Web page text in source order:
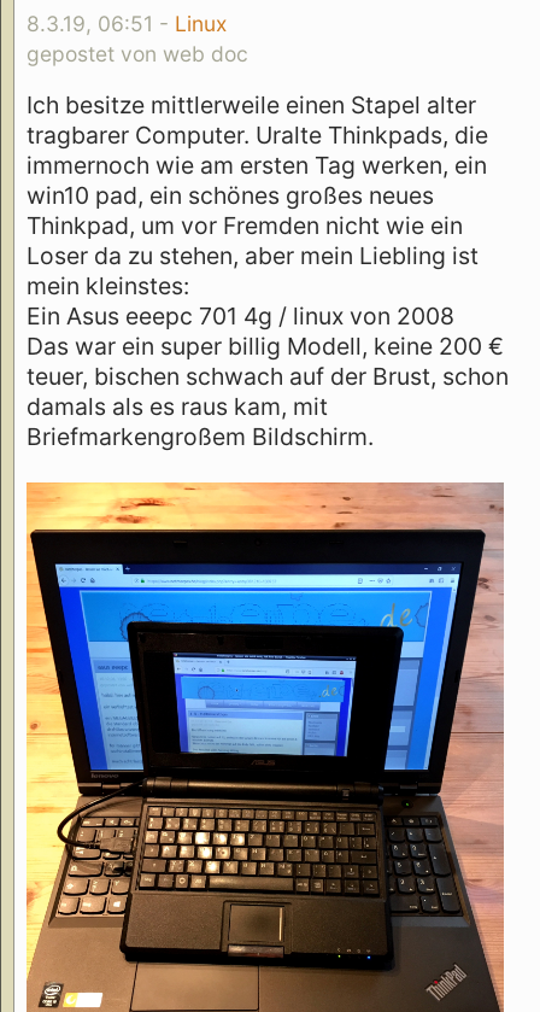
8.3.19, 06:51 - Linux
gepostet von web doc
Ich besitze mittlerweile einen Stapel alter
tragbarer Computer. Uralte Thinkpads, die
immernoch wie am ersten Tag werken, ein
win10 pad, ein schönes großes neues
Thinkpad, um vor Fremden nicht wie ein
Loser da zu stehen, aber mein Liebling ist
mein kleinstes:
Ein Asus eeepc 701 4g / linux von 2008
Das war ein super billig Modell, keine 200 €
teuer, bischen schwach auf der Brust, schon
damals als es raus kam, mit
Briefmarkengroßem Bildschirm.